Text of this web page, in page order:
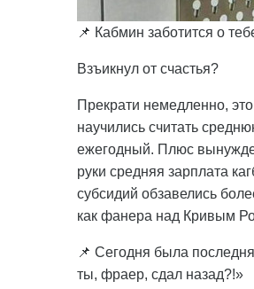
📌 Кабмин заботится о
Взъикнул от счастья?
Прекрати немедленно,
научились считать
ежегодный. Плюс
руки средняя зарплата
субсидий обзавелись
как фанера над Кривым
📌 Сегодня была
ты, фраер, сдал назад?!»